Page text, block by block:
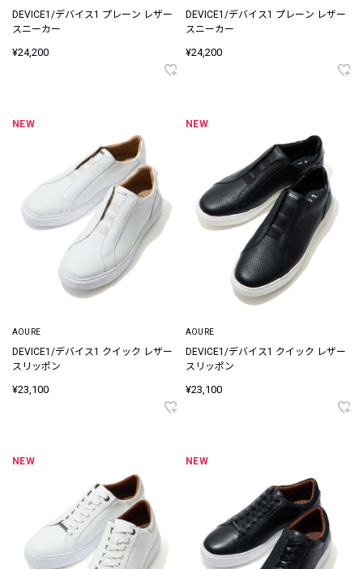
DEVICE1/デバイス1 プレーン レザー
スニーカー
¥24,200
DEVICE1/デバイス1 プレーン レザー
スニーカー
¥24,200
NEW
AOURE
DEVICE1/デバイス1 クイック レザー
スリッポン
¥23,100
NEW
AOURE
DEVICE1/デバイス1 クイック レザー
スリッポン
¥23,100
NEW NEW